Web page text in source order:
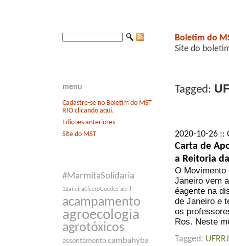
menu
Cadastre-se no Boletim do MST
RIO clicando aqui.
Edições anteriores
Site do MST
#MarmitaSolidaria
12aFeiraCíceroGuedes abril
acampamento
agroecologia
agrotóxicos
assentamento cambahyba
Boletim do
Site do
Tagged:
2020-10-26 ::
Carta de
a Reitoria da
O Movimento
Janeiro vem
éagente na
de Janeiro e
os
Ros. Neste
Tagged: UFRRJ